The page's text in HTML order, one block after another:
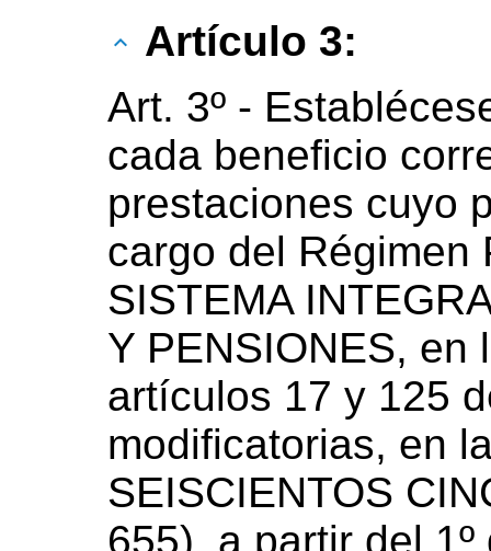
Artículo 3:
Art. 3º -
cada beneficio
prestaciones cuyo
cargo del Régimen
SISTEMA
Y PENSIONES, en
artículos 17 y 125
modificatorias, en
SEISCIENTOS
655), a partir del